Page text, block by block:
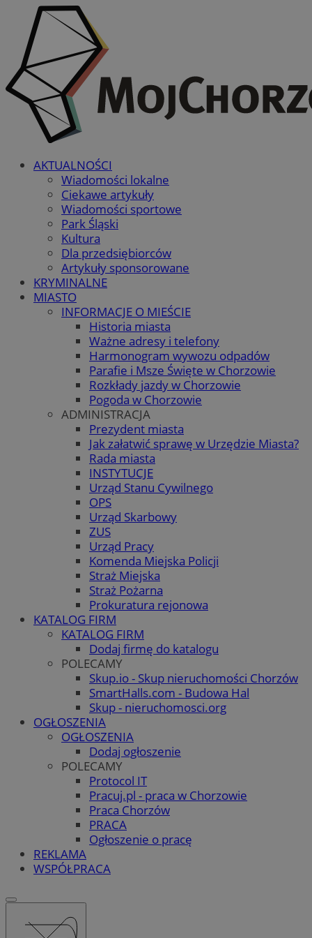
AKTUALNOŚCI
Wiadomości lokalne
Ciekawe artykuły
Wiadomości sportowe
Park Śląski
Kultura
Dla przedsiębiorców
Artykuły sponsorowane
KRYMINALNE
MIASTO
INFORMACJE O MIEŚCIE
Historia miasta
Ważne adresy i telefony
Harmonogram wywozu odpadów
Parafie i Msze Święte w Chorzowie
Rozkłady jazdy w Chorzowie
Pogoda w Chorzowie
ADMINISTRACJA
Prezydent miasta
Jak załatwić sprawę w Urzędzie Miasta?
Rada miasta
INSTYTUCJE
Urząd Stanu Cywilnego
OPS
Urząd Skarbowy
ZUS
Urząd Pracy
Komenda Miejska Policji
Straż Miejska
Straż Pożarna
Prokuratura rejonowa
KATALOG FIRM
KATALOG FIRM
Dodaj firmę do katalogu
POLECAMY
Skup.io - Skup nieruchomości Chorzów
SmartHalls.com - Budowa Hal
Skup - nieruchomosci.org
OGŁOSZENIA
OGŁOSZENIA
Dodaj ogłoszenie
POLECAMY
Protocol IT
Pracuj.pl - praca w Chorzowie
Praca Chorzów
PRACA
Ogłoszenie o pracę
REKLAMA
WSPÓŁPRACA